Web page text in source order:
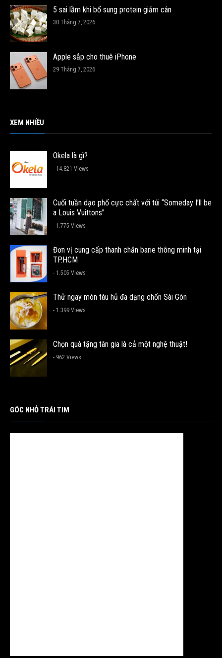
5 sai lầm khi bổ sung protein giảm cân
30 Tháng 7, 2026
Apple sắp cho thuê iPhone
29 Tháng 7, 2026
XEM NHIỀU
Okela là gì?
- 14.821 Views
Cuối tuần dạo phố cực chất với túi “Someday I’ll be
a Louis Vuittons”
- 1.775 Views
Đơn vị cung cấp thanh chắn barie thông minh tại
TP.HCM
- 1.505 Views
Thử ngay món tàu hủ đa dạng chốn Sài Gòn
- 1.399 Views
Chọn quà tặng tân gia là cả một nghệ thuật!
- 962 Views
GÓC NHỎ TRÁI TIM